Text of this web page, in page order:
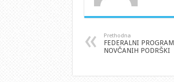
Prethodna
FEDERALNI PROGRAM
NOVČANIH PODRŠKI